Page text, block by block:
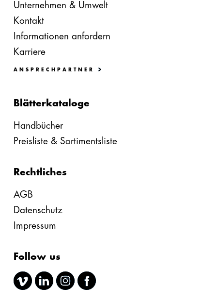
Unternehmen & Umwelt
Kontakt
Informationen anfordern
Karriere
ANSPRECHPARTNER
Blätterkataloge
Handbücher
Preisliste & Sortimentsliste
Rechtliches
AGB
Datenschutz
Impressum
Follow us